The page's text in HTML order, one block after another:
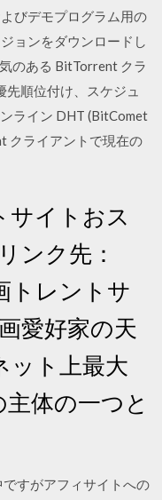
びデモプログラム用の
ョンをダウンロードし
のある BitTorrent クラ
順位付け、スケジュ
ライン DHT (BitComet
クライアントで現在の
サイトおス
ンク先：
トレントサ
愛好家の天
ット上最大
体の一つと
すがアフィサイトへの